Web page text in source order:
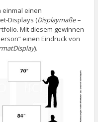
einmal einen
Displays (Displaymaße –
Mit diesem gewinnen
einen Eindruck von
).